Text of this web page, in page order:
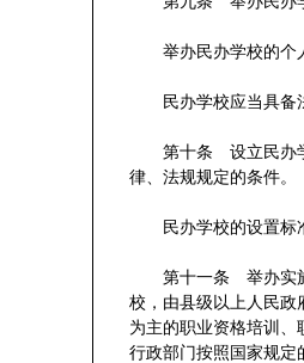
举办民办学校的个
民办学校应当具备
第十条 设立民办学
律、法规规定的条件。
民办学校的设置标
第十一条 举办实施
校，由县级以上人民政
为主的职业资格培训
行政部门按照国家规